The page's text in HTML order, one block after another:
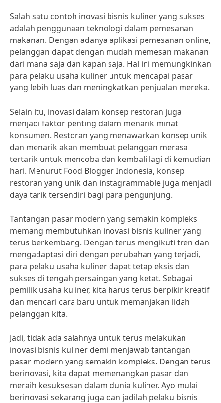
Salah satu contoh inovasi bisnis kuliner yang sukses
adalah penggunaan teknologi dalam pemesanan
makanan. Dengan adanya aplikasi pemesanan online,
pelanggan dapat dengan mudah memesan makanan
dari mana saja dan kapan saja. Hal ini memungkinkan
para pelaku usaha kuliner untuk mencapai pasar
yang lebih luas dan meningkatkan penjualan mereka.
Selain itu, inovasi dalam konsep restoran juga
menjadi faktor penting dalam menarik minat
konsumen. Restoran yang menawarkan konsep unik
dan menarik akan membuat pelanggan merasa
tertarik untuk mencoba dan kembali lagi di kemudian
hari. Menurut Food Blogger Indonesia, konsep
restoran yang unik dan instagrammable juga menjadi
daya tarik tersendiri bagi para pengunjung.
Tantangan pasar modern yang semakin kompleks
memang membutuhkan inovasi bisnis kuliner yang
terus berkembang. Dengan terus mengikuti tren dan
mengadaptasi diri dengan perubahan yang terjadi,
para pelaku usaha kuliner dapat tetap eksis dan
sukses di tengah persaingan yang ketat. Sebagai
pemilik usaha kuliner, kita harus terus berpikir kreatif
dan mencari cara baru untuk memanjakan lidah
pelanggan kita.
Jadi, tidak ada salahnya untuk terus melakukan
inovasi bisnis kuliner demi menjawab tantangan
pasar modern yang semakin kompleks. Dengan terus
berinovasi, kita dapat memenangkan pasar dan
meraih kesuksesan dalam dunia kuliner. Ayo mulai
berinovasi sekarang juga dan jadilah pelaku bisnis